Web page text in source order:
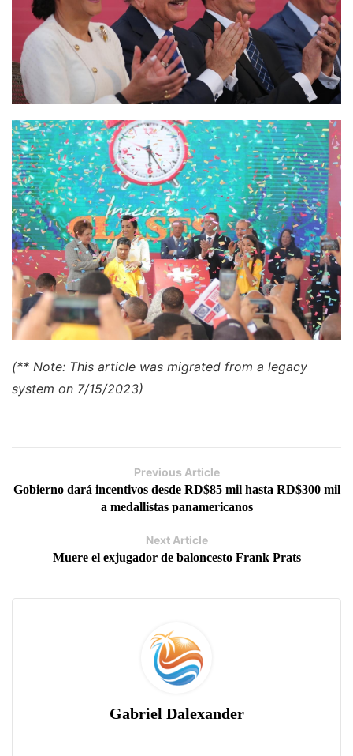
(** Note: This article was migrated from a legacy
system on 7/15/2023)
Previous Article
Gobierno dará incentivos desde RD$85 mil hasta RD$300 mil
a medallistas panamericanos
Next Article
Muere el exjugador de baloncesto Frank Prats
Gabriel Dalexander